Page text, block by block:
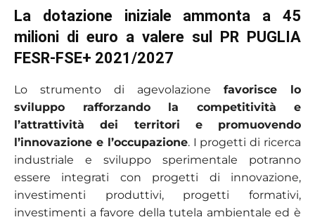
La dotazione iniziale ammonta a 45
milioni di euro a valere sul PR PUGLIA
FESR-FSE+ 2021/2027
Lo strumento di agevolazione favorisce lo
sviluppo rafforzando la competitività e
l’attrattività dei territori e promuovendo
l’innovazione e l’occupazione. I progetti di ricerca
industriale e sviluppo sperimentale potranno
essere integrati con progetti di innovazione,
investimenti produttivi, progetti formativi,
investimenti a favore della tutela ambientale ed è